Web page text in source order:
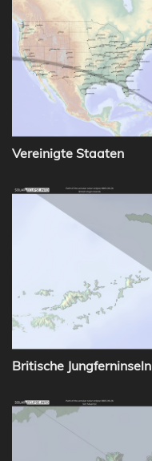
Vereinigte Staaten
Britische Jungferninseln